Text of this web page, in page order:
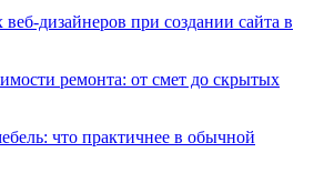
дизайнеров при создании сайта в
ремонта: от смет до скрытых
что практичнее в обычной